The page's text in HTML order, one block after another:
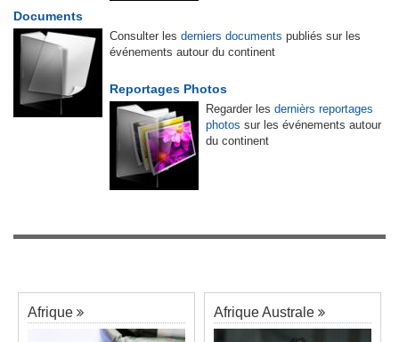
Documents
Consulter les derniers documents publiés sur les
événements autour du continent
Reportages Photos
Regarder les dernièrs reportages
photos sur les événements autour
du continent
Afrique Afrique Australe